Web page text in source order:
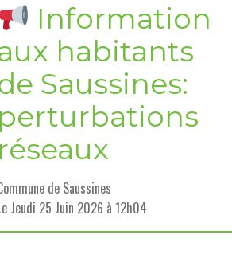
Information
habitants
Saussines:
perturbations
réseaux
de Saussines
e Jeudi 25 Juin 2026 à 12h04